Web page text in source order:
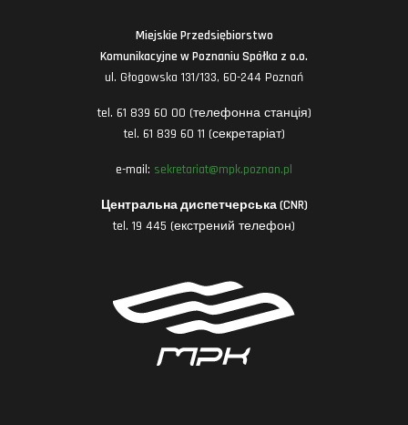
Miejskie Przedsiębiorstwo
Komunikacyjne w Poznaniu Spółka z o.o.
ul. Głogowska 131/133, 60-244 Poznań
tel. 61 839 60 00 (телефонна станція)
tel. 61 839 60 11 (секретаріат)
e-mail: sekretariat@mpk.poznan.pl
Центральна диспетчерська (CNR)
tel. 19 445 (екстрений телефон)